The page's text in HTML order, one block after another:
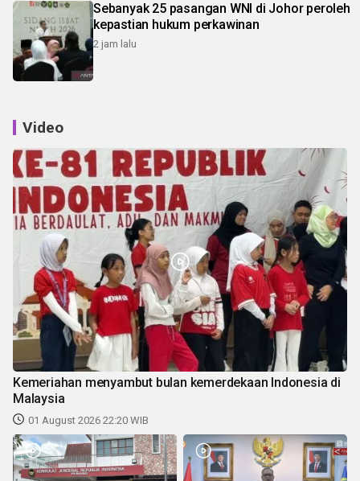
Sebanyak 25 pasangan WNI di Johor peroleh
kepastian hukum perkawinan
2 jam lalu
Video
Kemeriahan menyambut bulan kemerdekaan Indonesia di
Malaysia
01 August 2026 22:20 WIB